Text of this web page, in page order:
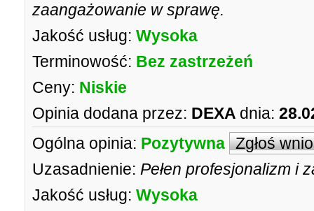
zaangażowanie w sprawę.
Jakość usług: Wysoka
Terminowość: Bez zastrzeżeń
Ceny: Niskie
Opinia dodana przez: DEXA dnia:
Ogólna opinia: Pozytywna Zgłoś
Uzasadnienie: Pełen profesjonalizm i
Jakość usług: Wysoka